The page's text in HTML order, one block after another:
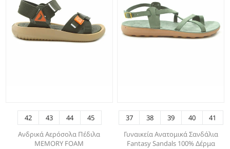
42 43 44
45
Aνδρικά Αερόσολα Πέδιλα
MEMORY FOAM
37 38 39 40
41
Γυναικεία Ανατομικά Σανδάλια
Fantasy Sandals 100% Δέρμα